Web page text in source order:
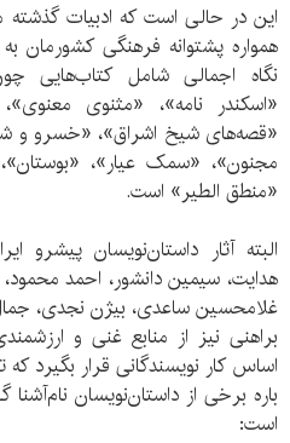
این در حالی است که ادبیات
همواره پشتوانه‌ فرهنگی کشورمان
نگاه اجمالی شامل کتاب‌هایی
«اسکندر نامه»، «مثنوی معنوی»،
«قصه‌های شیخ اشراق»، «خسرو و
مجنون»، «سمک عیار»، «بوستان»،
«منطق الطیر» است.
البته آثار داستان‌نویسان
هدایت، سیمین دانشور، احمد
غلامحسین ساعدی، بیژن نجدی،
براهنی نیز از منابع غنی و
اساس کار نویسندگانی قرار بگیرد که
باره برخی از داستان‌نویسان
است: